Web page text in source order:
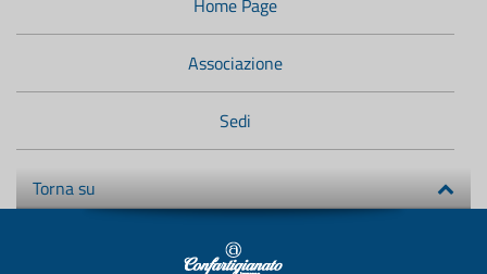
Home Page
Associazione
Sedi
Torna su